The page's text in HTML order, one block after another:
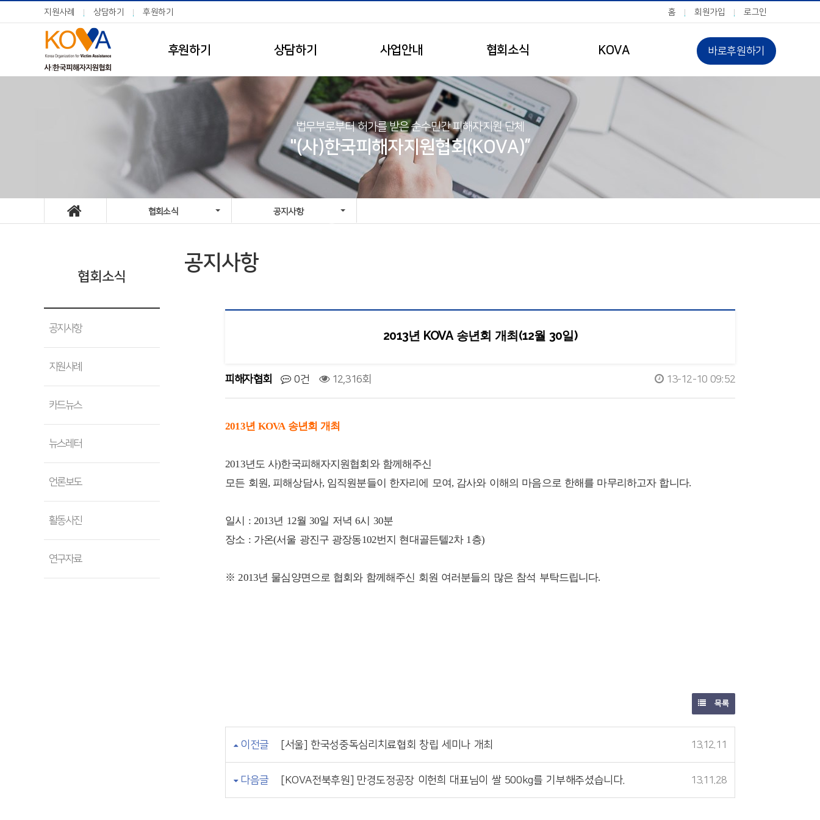
지원사례 상담하기 후원하기 홈 회원가입 로그인
바로후원하기
후원하기 상담하기 사업안내 협회소식 KOVA
법무부로부터 허가를 받은 순수민간 피해자지원 단체
"(사)한국피해자지원협회(KOVA)”
협회소식 공지사항
협회소식
공지사항
지원사례
카드뉴스
뉴스레터
언론보도
활동사진
연구자료
공지사항
2013년 KOVA 송년회 개최(12월 30일)
피해자협회 0건 12,316회 13-12-10 09:52
2013년 KOVA 송년회 개최
2013년도 사)한국피해자지원협회와 함께해주신
모든 회원, 피해상담사, 임직원분들이 한자리에 모여, 감사와 이해의 마음으로 한해를 마무리하고자 합니다.
일시 : 2013년 12월 30일 저녁 6시 30분
장소 : 가온(서울 광진구 광장동102번지 현대골든텔2차 1층)
※ 2013년 물심양면으로 협회와 함께해주신 회원 여러분들의 많은 참석 부탁드립니다.
목록
이전글 [서울] 한국성중독심리치료협회 창립 세미나 개최 13.12.11
다음글 [KOVA전북후원] 만경도정공장 이헌희 대표님이 쌀 500kg를 기부해주셨습니다. 13.11.28